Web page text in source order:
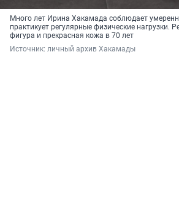
Много лет Ирина Хакамада соблюдает
практикует регулярные физические нагрузки.
фигура и прекрасная кожа в 70 лет
Источник: личный архив Хакамады